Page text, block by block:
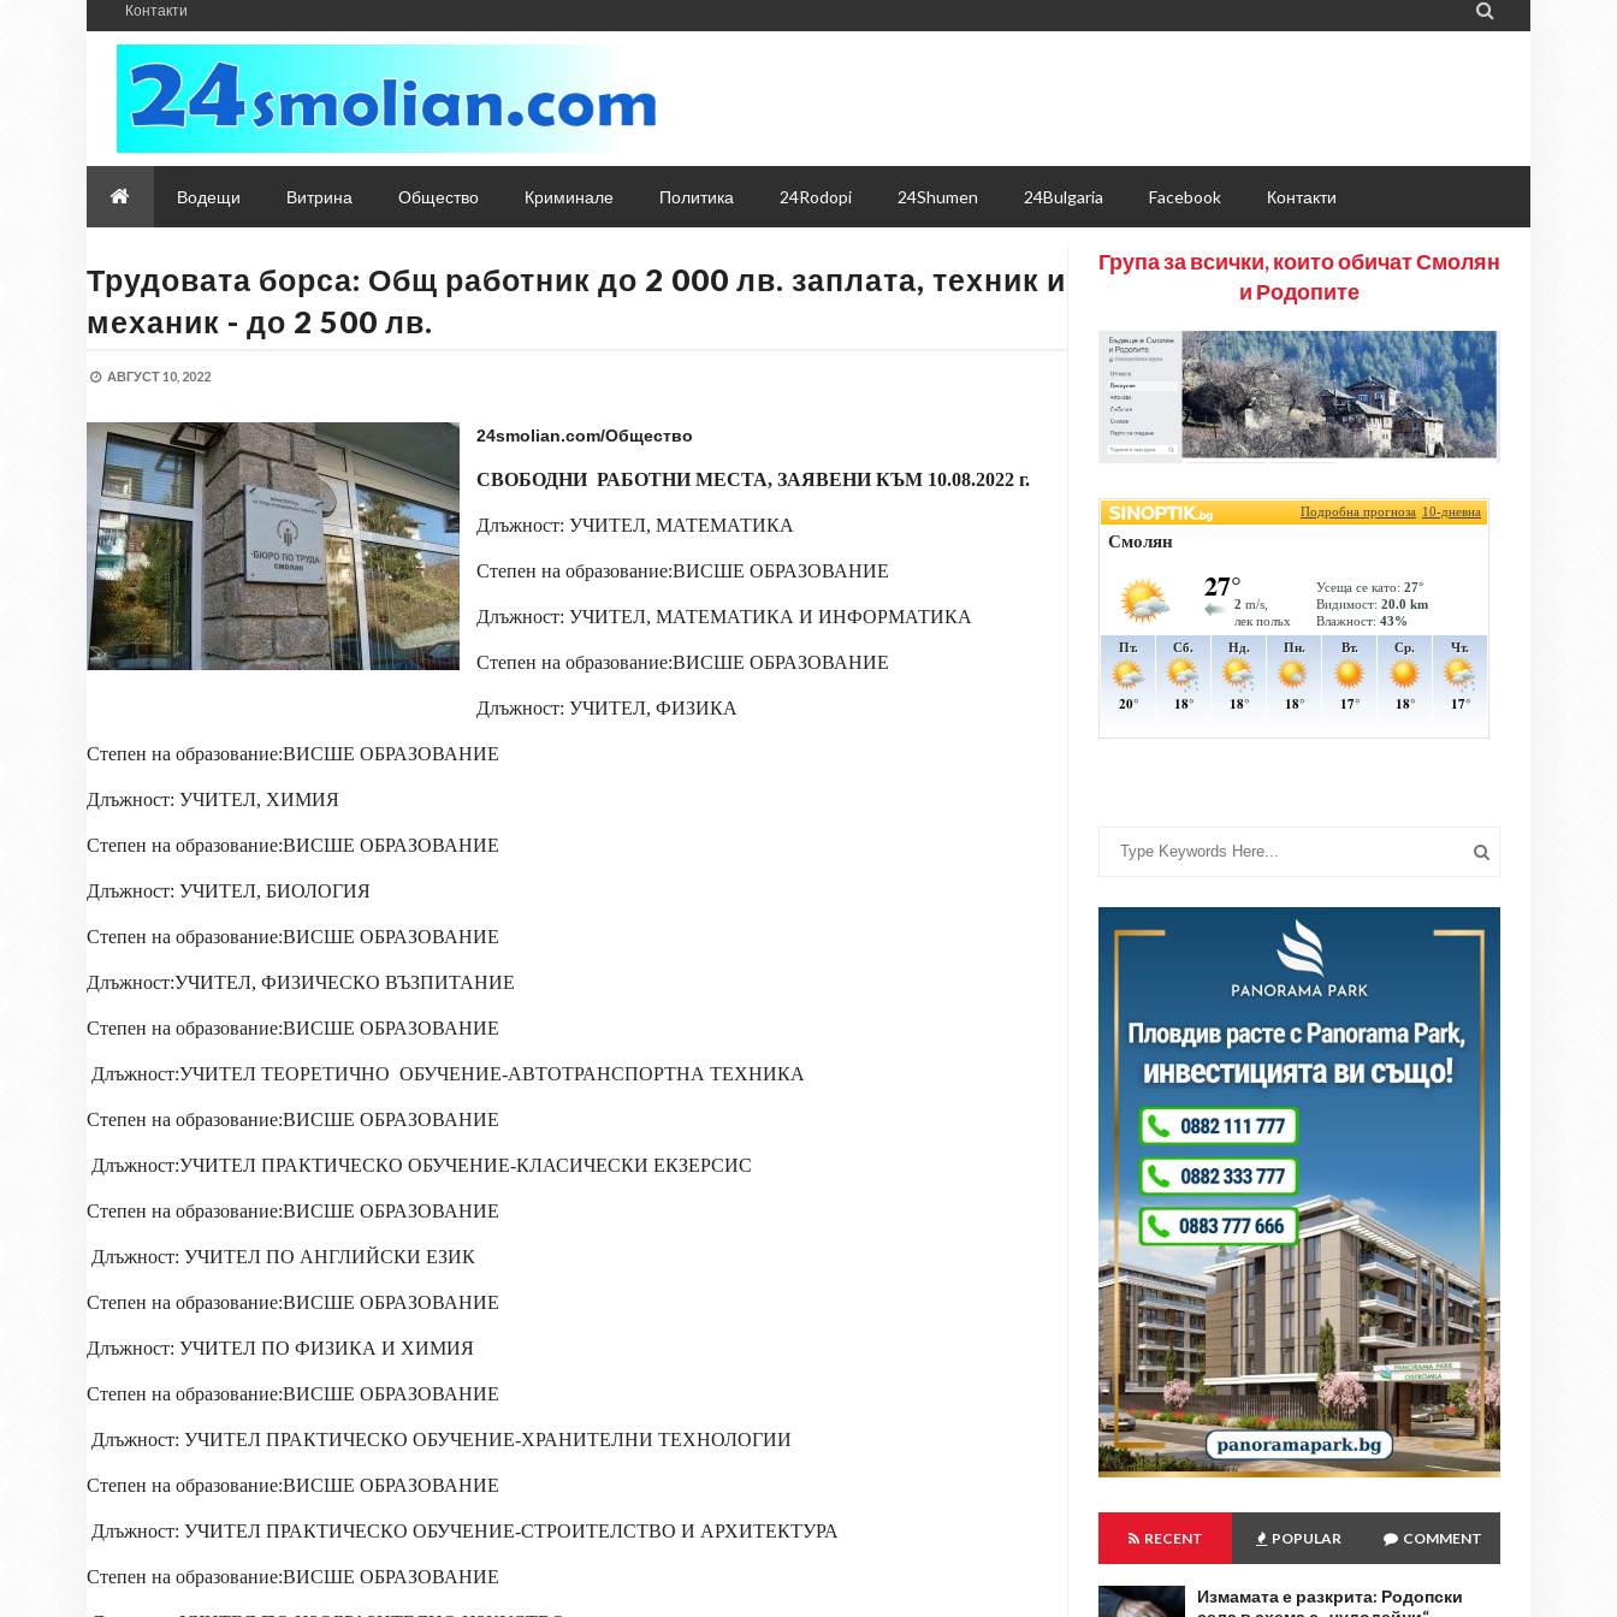
Контакти 
Водещи Витрина Общество Криминале Политика 24Rodopi 24Shumen 24Bulgaria Facebook Контакти
Трудовата борса: Общ работник до 2 000 лв. заплата, техник и
механик - до 2 500 лв.
АВГУСТ 10, 2022
24smolian.com/Общество
СВОБОДНИ РАБОТНИ МЕСТА, ЗАЯВЕНИ КЪМ 10.08.2022 г.
Длъжност: УЧИТЕЛ, МАТЕМАТИКА
Степен на образование:ВИСШЕ ОБРАЗОВАНИЕ
Длъжност: УЧИТЕЛ, МАТЕМАТИКА И ИНФОРМАТИКА
Степен на образование:ВИСШЕ ОБРАЗОВАНИЕ
Длъжност: УЧИТЕЛ, ФИЗИКА
Степен на образование:ВИСШЕ ОБРАЗОВАНИЕ
Длъжност: УЧИТЕЛ, ХИМИЯ
Степен на образование:ВИСШЕ ОБРАЗОВАНИЕ
Длъжност: УЧИТЕЛ, БИОЛОГИЯ
Степен на образование:ВИСШЕ ОБРАЗОВАНИЕ
Длъжност:УЧИТЕЛ, ФИЗИЧЕСКО ВЪЗПИТАНИЕ
Степен на образование:ВИСШЕ ОБРАЗОВАНИЕ
Длъжност:УЧИТЕЛ ТЕОРЕТИЧНО ОБУЧЕНИЕ-АВТОТРАНСПОРТНА ТЕХНИКА
Степен на образование:ВИСШЕ ОБРАЗОВАНИЕ
Длъжност:УЧИТЕЛ ПРАКТИЧЕСКО ОБУЧЕНИЕ-КЛАСИЧЕСКИ ЕКЗЕРСИС
Степен на образование:ВИСШЕ ОБРАЗОВАНИЕ
Длъжност: УЧИТЕЛ ПО АНГЛИЙСКИ ЕЗИК
Степен на образование:ВИСШЕ ОБРАЗОВАНИЕ
Длъжност: УЧИТЕЛ ПО ФИЗИКА И ХИМИЯ
Степен на образование:ВИСШЕ ОБРАЗОВАНИЕ
Длъжност: УЧИТЕЛ ПРАКТИЧЕСКО ОБУЧЕНИЕ-ХРАНИТЕЛНИ ТЕХНОЛОГИИ
Степен на образование:ВИСШЕ ОБРАЗОВАНИЕ
Длъжност: УЧИТЕЛ ПРАКТИЧЕСКО ОБУЧЕНИЕ-СТРОИТЕЛСТВО И АРХИТЕКТУРА
Степен на образование:ВИСШЕ ОБРАЗОВАНИЕ
Група за всички, които обичат Смолян
и Родопите
RECENT POPULAR COMMENT
Измамата е разкрита: Родопски